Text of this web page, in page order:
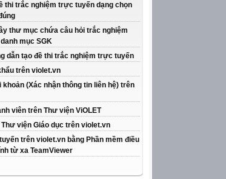
thi trắc nghiệm trực tuyến dạng chọn
thư mục chứa câu hỏi trắc nghiệm
mục SGK
dẫn tạo đề thi trắc nghiệm trực tuyến
trên violet.vn
khoản (Xác nhận thông tin liên hệ) trên
viên trên Thư viện ViOLET
viện Giáo dục trên violet.vn
trên violet.vn bằng Phần mềm điều
từ xa TeamViewer